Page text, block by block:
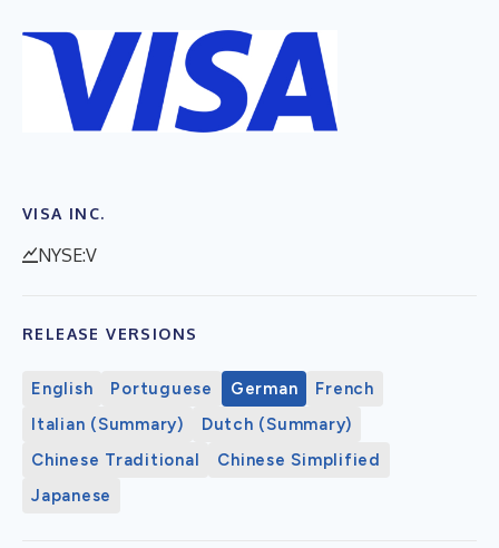
VISA INC.
NYSE:V
RELEASE VERSIONS
English Portuguese German
French
Italian (Summary)
Dutch (Summary)
Chinese Traditional
Chinese Simplified
Japanese